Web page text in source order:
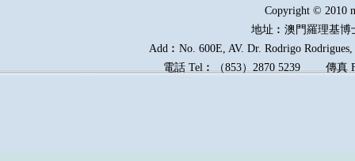
Copyright © 2010
地址︰澳門羅理基博
Add︰No. 600E, AV. Dr. Rodrigo
電話 Tel︰（853）2870 5239傳真